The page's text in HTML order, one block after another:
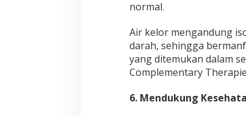
normal.
Air kelor mengandung
darah, sehingga
yang ditemukan dalam
Complementary
6. Mendukung